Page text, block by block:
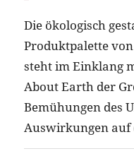
Die ökologisch
Produktpalette
steht im Einklang
About Earth der
Bemühungen des
Auswirkungen auf